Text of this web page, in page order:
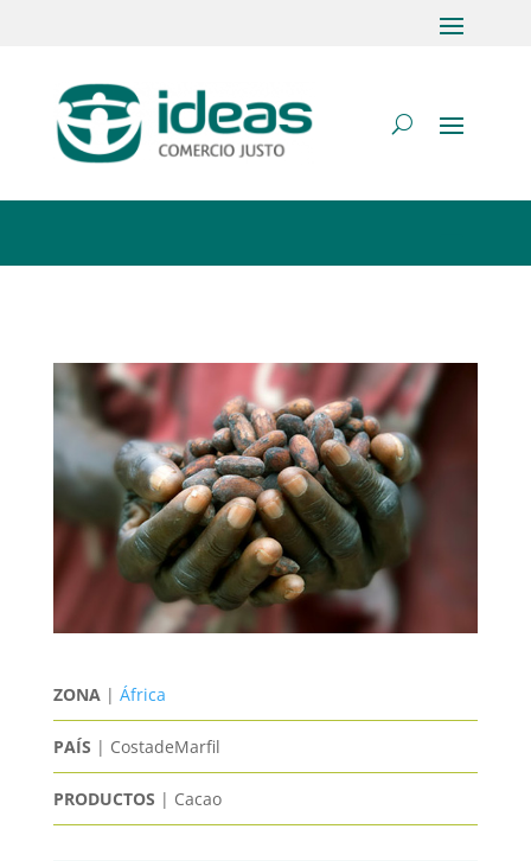
ZONA | África
PAÍS | CostadeMarfil
PRODUCTOS | Cacao